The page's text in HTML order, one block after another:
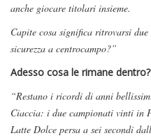
anche giocare titolari insieme.
Capite cosa significa ritrovarsi
sicurezza a centrocampo?”
Adesso cosa le rimane dentro?
“Restano i ricordi di anni
Ciaccia: i due campionati vinti in
Latte Dolce persa a sei secondi